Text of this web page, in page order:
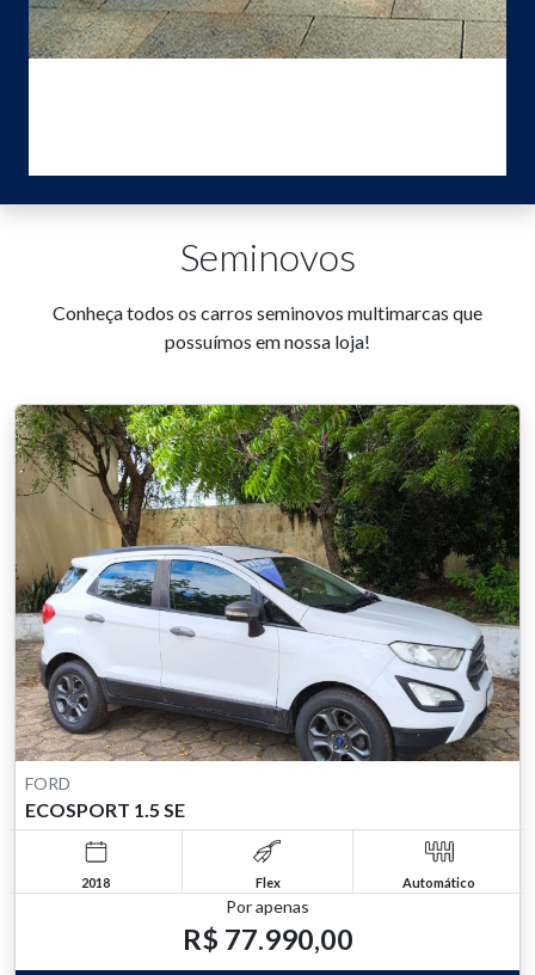
Seminovos
Conheça todos os carros seminovos multimarcas que
possuímos em nossa loja!
FORD
ECOSPORT 1.5 SE
2018 Flex Automático
Por apenas
R$ 77.990,00